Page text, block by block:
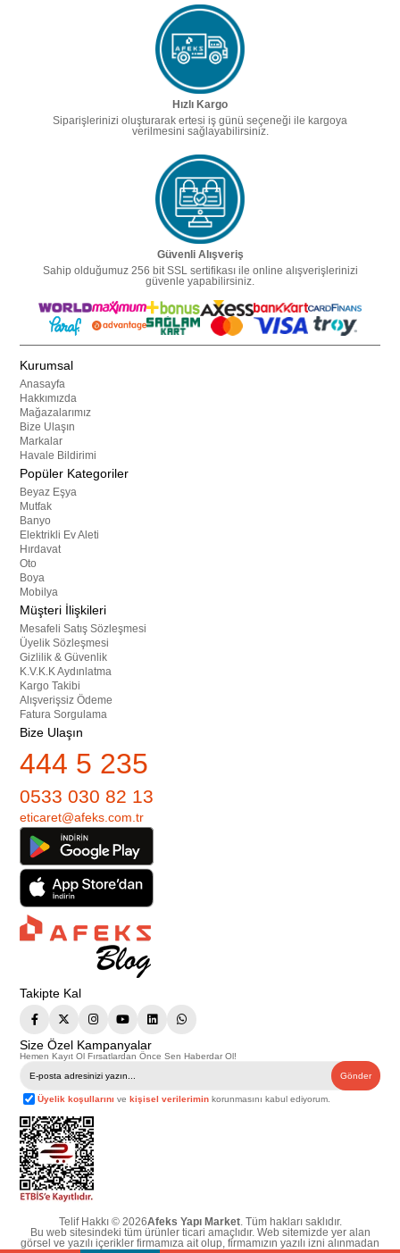
Hızlı Kargo
Siparişlerinizi oluşturarak ertesi iş günü seçeneği ile kargoya
verilmesini sağlayabilirsiniz.
Güvenli Alışveriş
Sahip olduğumuz 256 bit SSL sertifikası ile online alışverişlerinizi
güvenle yapabilirsiniz.
Kurumsal
Anasayfa
Hakkımızda
Mağazalarımız
Bize Ulaşın
Markalar
Havale Bildirimi
Popüler Kategoriler
Beyaz Eşya
Mutfak
Banyo
Elektrikli Ev Aleti
Hırdavat
Oto
Boya
Mobilya
Müşteri İlişkileri
Mesafeli Satış Sözleşmesi
Üyelik Sözleşmesi
Gizlilik & Güvenlik
K.V.K.K Aydınlatma
Kargo Takibi
Alışverişsiz Ödeme
Fatura Sorgulama
Bize Ulaşın
444 5 235
0533 030 82 13
eticaret@afeks.com.tr
Takipte Kal
Size Özel Kampanyalar
Hemen Kayıt Ol Fırsatlardan Önce Sen Haberdar Ol!
Gönder
Üyelik koşullarını vekişisel verilerimin korunmasını kabul ediyorum.
Telif Hakkı © 2026Afeks Yapı Market. Tüm hakları saklıdır.
Bu web sitesindeki tüm ürünler ticari amaçlıdır. Web sitemizde yer alan
görsel ve yazılı içerikler firmamıza ait olup, firmamızın yazılı izni alınmadan